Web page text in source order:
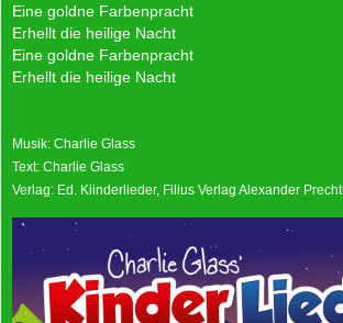
Eine goldne Farbenpracht
Erhellt die heilige Nacht
Eine goldne Farbenpracht
Erhellt die heilige Nacht
Musik: Charlie Glass
Text: Charlie Glass
Verlag: Ed. Kiinderlieder, Filius Verlag Alexander Prechtl